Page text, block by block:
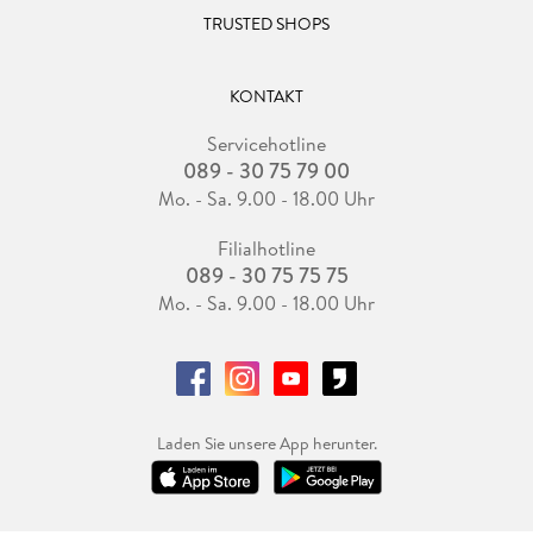
TRUSTED SHOPS
KONTAKT
Servicehotline
089 - 30 75 79 00
Mo. - Sa. 9.00 - 18.00 Uhr
Filialhotline
089 - 30 75 75 75
Mo. - Sa. 9.00 - 18.00 Uhr
Laden Sie unsere App herunter.